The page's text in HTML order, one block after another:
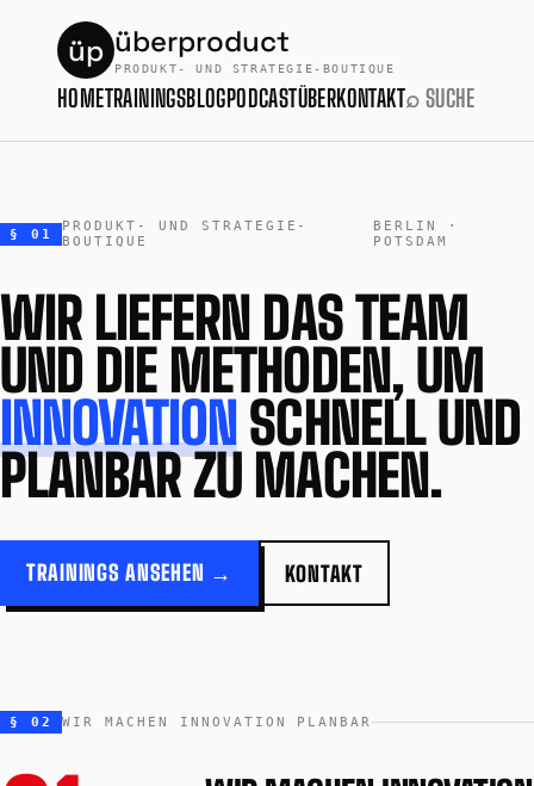
üp überproduct
PRODUKT- UND STRATEGIE-BOUTIQUE
HOMETRAININGSBLOGPODCASTÜBERKONTAKT⌕ SUCHE
§ 01
PRODUKT- UND STRATEGIE-
BOUTIQUE
BERLIN ·
POTSDAM
WIR LIEFERN DAS TEAM
UND DIE METHODEN, UM
INNOVATION SCHNELL UND
PLANBAR ZU MACHEN.
TRAININGS ANSEHEN → KONTAKT
§ 02 WIR MACHEN INNOVATION PLANBAR